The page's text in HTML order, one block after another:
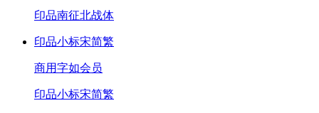
印品南征北战体
印品小标宋简繁
商用字如会员
印品小标宋简繁